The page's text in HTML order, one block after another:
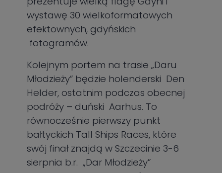
wystawę 30 wielkoformatowych
efektownych, gdyńskich
fotogramów.
Kolejnym portem na trasie „Daru
Młodzieży” będzie holenderski Den
Helder, ostatnim podczas obecnej
podróży – duński Aarhus. To
równocześnie pierwszy punkt
bałtyckich Tall Ships Races, które
swój finał znajdą w Szczecinie 3-6
sierpnia b.r. „Dar Młodzieży”